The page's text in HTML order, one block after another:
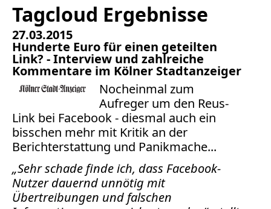
Tagcloud Ergebnisse
27.03.2015
Hunderte Euro für einen geteilten
Link? - Interview und zahlreiche
Kommentare im Kölner Stadtanzeiger
Nocheinmal zum
Aufreger um den Reus-
Link bei Facebook - diesmal auch ein
bisschen mehr mit Kritik an der
Berichterstattung und Panikmache...
„Sehr schade finde ich, dass Facebook-
Nutzer dauernd unnötig mit
Übertreibungen und falschen
Startseite
Veröffentlichungen
TV
print & online
Bücher
Vita